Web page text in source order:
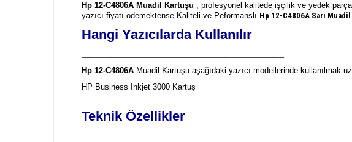
Hp 12-C4806A Muadil Kartuşu , profesyonel kalitede işçilik ve yedek
yazıcı fiyatı ödemektense Kaliteli ve Peformanslı Hp 12-C4806A Sarı
Hangi Yazıcılarda Kullanılır
Hp 12-C4806A Muadil Kartuşu aşağıdaki yazıcı modellerinde kullanılmak
HP Business Inkjet 3000 Kartuş
Teknik Özellikler